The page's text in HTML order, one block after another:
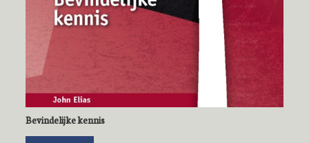
Bevindelijke kennis